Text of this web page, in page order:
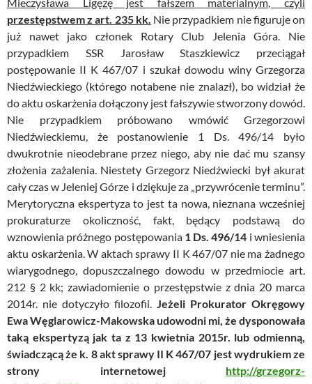
przestępstwem z art. 235 kk. Nie przypadkiem nie figuruje on
już nawet jako członek Rotary Club Jelenia Góra. Nie
przypadkiem SSR Jarosław Staszkiewicz przeciągał
postępowanie II K 467/07 i szukał dowodu winy Grzegorza
Niedźwieckiego (którego notabene nie znalazł), bo widział że
do aktu oskarżenia dołączony jest fałszywie stworzony dowód.
Nie przypadkiem próbowano wmówić Grzegorzowi
Niedźwieckiemu, że postanowienie 1 Ds. 496/14 było
dwukrotnie nieodebrane przez niego, aby nie dać mu szansy
złożenia zażalenia. Niestety Grzegorz Niedźwiecki był akurat
cały czas w Jeleniej Górze i dziękuje za „przywrócenie terminu”.
Merytoryczna ekspertyza to jest ta nowa, nieznana wcześniej
prokuraturze okoliczność, fakt, będący podstawą do
wznowienia próżnego postępowania 1 Ds. 496/14 i wniesienia
aktu oskarżenia. W aktach sprawy II K 467/07 nie ma żadnego
wiarygodnego, dopuszczalnego dowodu w przedmiocie art.
212 § 2 kk; zawiadomienie o przestępstwie z dnia 20 marca
2014r. nie dotyczyło filozofii.
Jeżeli Prokurator Okręgowy
Ewa Węglarowicz-Makowska udowodni mi, że dysponowała
taką ekspertyzą jak ta z 13 kwietnia 2015r. lub odmienną,
świadczącą że k. 8 akt sprawy II K 467/07 jest wydrukiem ze
strony internetowej http://grzegorz-